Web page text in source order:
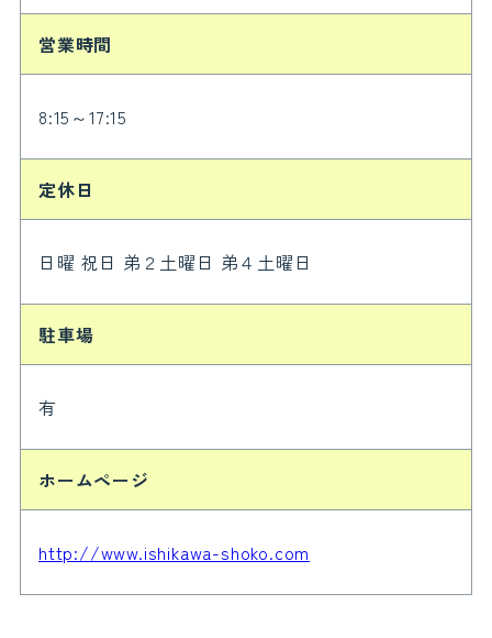
営業時間
8:15～17:15
定休日
日曜 祝日 弟２土曜日 弟４土曜日
駐車場
有
ホームページ
http://www.ishikawa-shoko.com